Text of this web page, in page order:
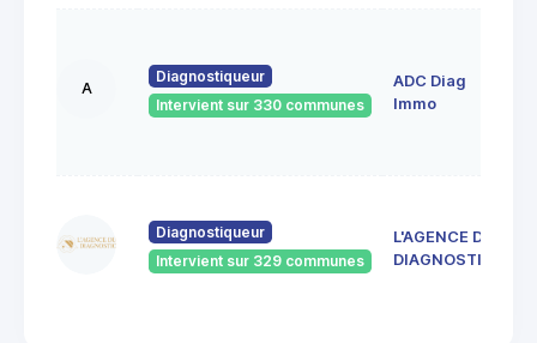
A
Diagnostiqueur
Intervient sur 330 communes
ADC Diag
Immo
Diagnostiqueur
Intervient sur 329 communes
L'AGENCE DU
DIAGNOSTIC